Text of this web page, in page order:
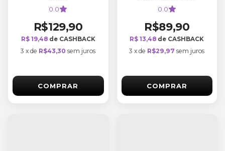
0.0
R$129,90
R$ 19,48de CASHBACK
3 xde R$43,30 sem juros
COMPRAR
0.0
R$89,90
R$ 13,48 de CASHBACK
3 xde R$29,97 sem juros
COMPRAR